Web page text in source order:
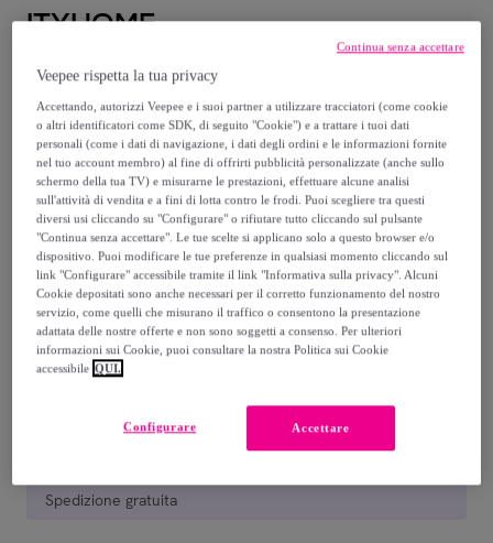
ITYHOME
Letto matrimoniale senza rete 160x190
bianco frassino Nuamo
Modello: Letto matrimoniale senza rete
160x190 bianco frassino Nuamo
179,00 €
448,00 €
-60%
Venduto daItyhome
Spedizione gratuita
Veepee rispetta la tua privacy
Accettando, autorizzi Veepee e i suoi partner a utilizzare tracciatori (come cookie
o altri identificatori come SDK, di seguito "Cookie") e a trattare i tuoi dati
personali (come i dati di navigazione, i dati degli ordini e le informazioni fornite
nel tuo account membro) al fine di offrirti pubblicità personalizzate (anche sullo
schermo della tua TV) e misurarne le prestazioni, effettuare alcune analisi
sull'attività di vendita e a fini di lotta contro le frodi. Puoi scegliere tra questi
diversi usi cliccando su "Configurare" o rifiutare tutto cliccando sul pulsante
"Continua senza accettare". Le tue scelte si applicano solo a questo browser e/o
dispositivo. Puoi modificare le tue preferenze in qualsiasi momento cliccando sul
link "Configurare" accessibile tramite il link "Informativa sulla privacy". Alcuni
Cookie depositati sono anche necessari per il corretto funzionamento del nostro
servizio, come quelli che misurano il traffico o consentono la presentazione
adattata delle nostre offerte e non sono soggetti a consenso. Per ulteriori
informazioni sui Cookie, puoi consultare la nostra Politica sui Cookie
accessibile QUI.
Accettare
Configurare
Continua senza accettare